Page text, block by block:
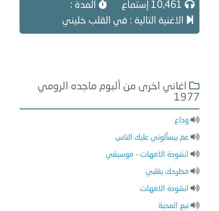
المدة :
الاغنية التالية : في القلب خليني
اغاني اخرى من ألبوم ماجده الرومي
1977
وداع
عم بيسألوني عليك الناس
انشودة الامهات - موسيقي
مطرحك بقلبي
انشودة الامهات
نبع المحبة